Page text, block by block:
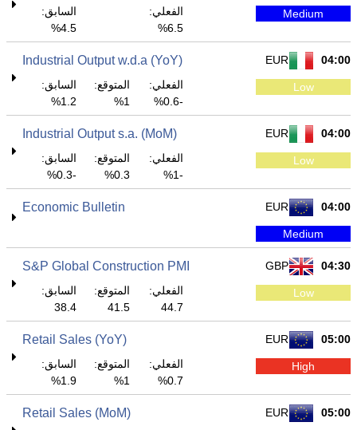
Medium
الفعلي:
6.5%
السابق:
4.5%
04:00
EUR
Industrial Output w.d.a (YoY)
Low
الفعلي:
-0.6%
المتوقع:
1%
السابق:
1.2%
04:00
EUR
Industrial Output s.a. (MoM)
Low
الفعلي:
-1%
المتوقع:
0.3%
السابق:
-0.3%
04:00
EUR
Economic Bulletin
Medium
04:30
GBP
S&P Global Construction PMI
Low
الفعلي:
44.7
المتوقع:
41.5
السابق:
38.4
05:00
EUR
Retail Sales (YoY)
High
الفعلي:
0.7%
المتوقع:
1%
السابق:
1.9%
05:00
EUR
Retail Sales (MoM)